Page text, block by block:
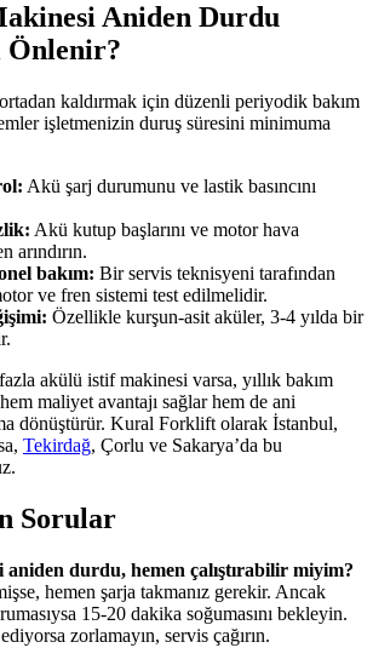
Aniden Durdu
Önlenir?
kaldırmak için düzenli periyodik bakım
işletmenizin duruş süresini minimuma
Akü şarj durumunu ve lastik basıncını
Akü kutup başlarını ve motor hava
arındırın.
bakım: Bir servis teknisyeni tarafından
ve fren sistemi test edilmelidir.
Özellikle kurşun-asit aküler, 3-4 yılda bir
akülü istif makinesi varsa, yıllık bakım
maliyet avantajı sağlar hem de ani
dönüştürür. Kural Forklift olarak İstanbul,
Tekirdağ, Çorlu ve Sakarya’da bu
Sorular
durdu, hemen çalıştırabilir miyim?
hemen şarja takmanız gerekir. Ancak
15-20 dakika soğumasını bekleyin.
zorlamayın, servis çağırın.